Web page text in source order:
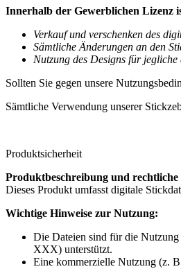
Innerhalb der Gewerblichen Lizenz
Verkauf und verschenken des
Sämtliche Änderungen an den
Nutzung des Designs für
Sollten Sie gegen unsere
Sämtliche Verwendung unserer
Produktsicherheit
Produktbeschreibung und rechtliche
Dieses Produkt umfasst digitale
Wichtige Hinweise zur Nutzung:
Die Dateien sind für die
XXX) unterstützt.
Eine kommerzielle Nutzung (z.